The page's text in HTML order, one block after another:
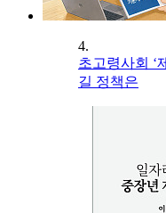
4.
초고령사회 ‘
길 정책은